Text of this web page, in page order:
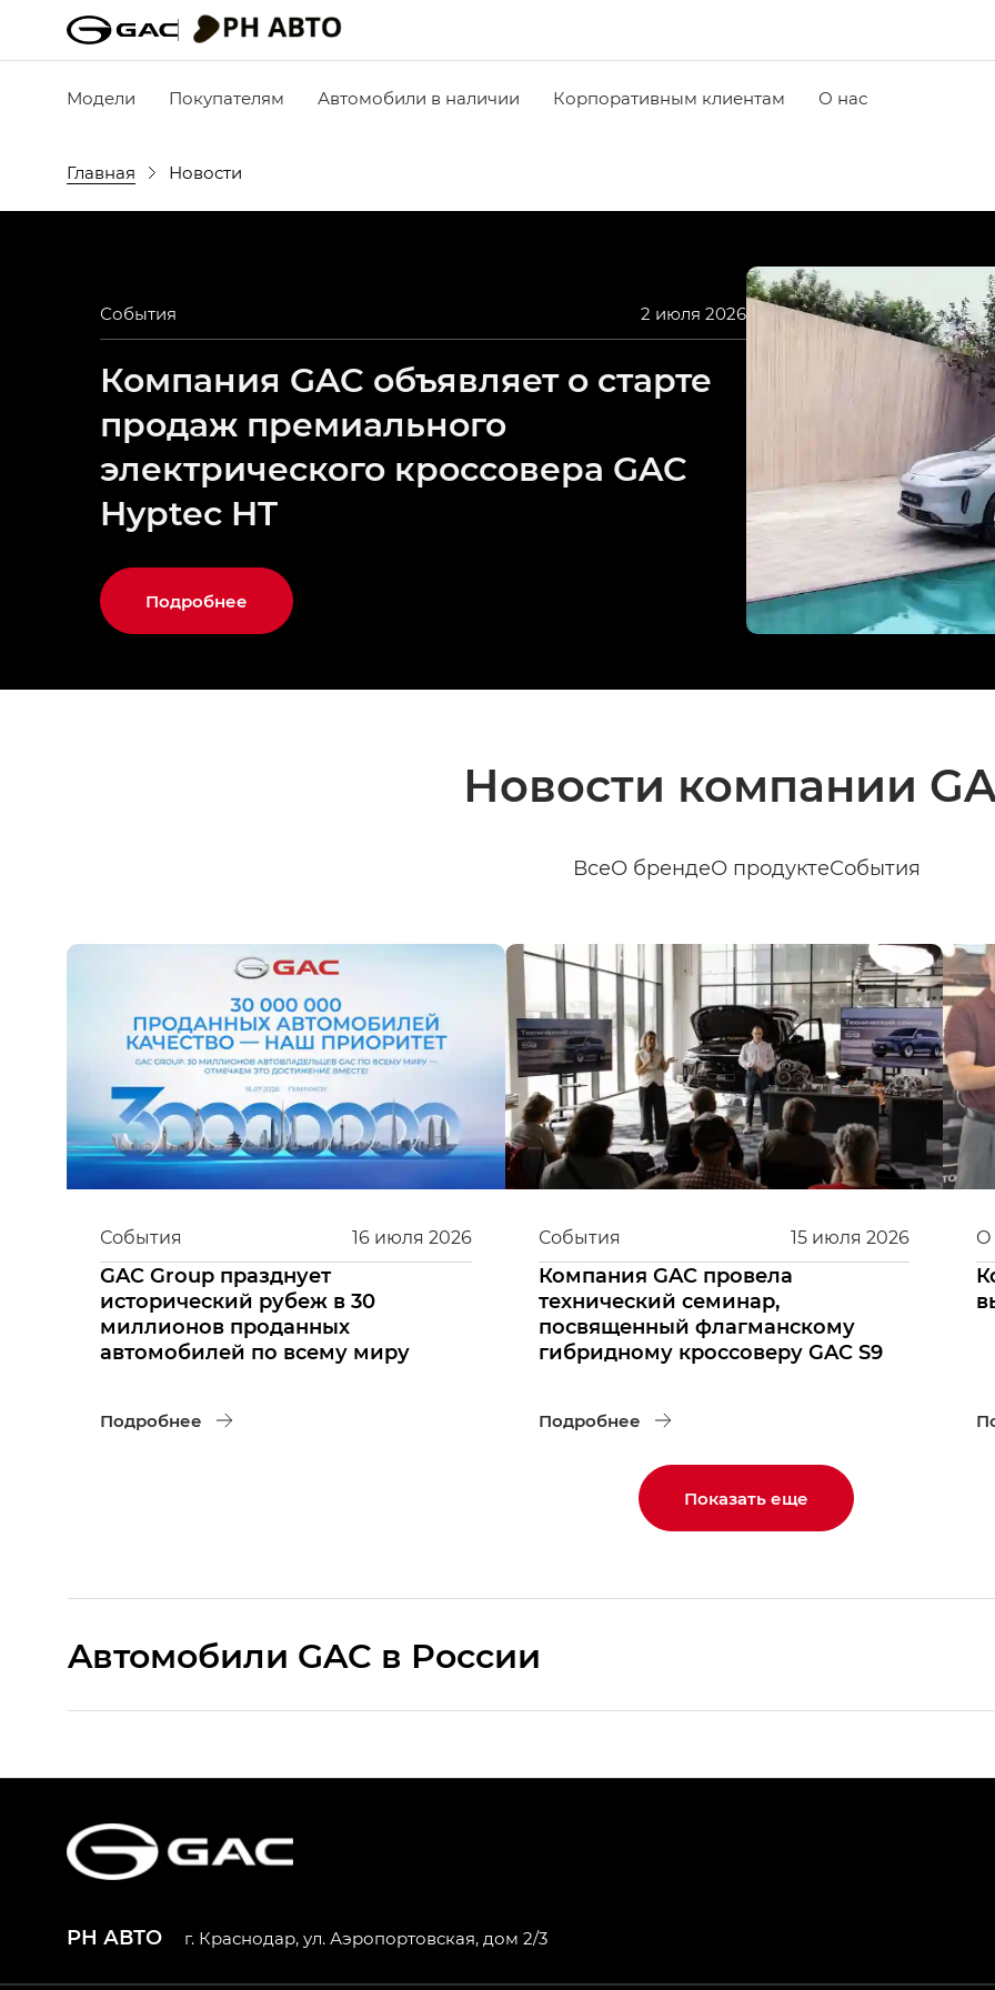
Модели Покупателям Автомобили в наличии Корпоративным клиентам О нас
Главная Новости
События 2 июля 2026
Компания GAC объявляет о старте
продаж премиального
электрического кроссовера GAC
Hyptec HT
Подробнее
Новости компании
ВсеО брендеО продуктеСобытия
16 июля 2026
События
GAC Group празднует
исторический рубеж в 30
миллионов проданных
автомобилей по всему миру
Подробнее
15 июля 2026
События
Компания GAC провела
технический семинар,
посвященный флагманскому
гибридному кроссоверу GAC S9
Подробнее
О
Показать еще
Aвтомобили GAC в России
HYPTEC HT — Хайптек Эйч Ти (HYPTEC HT) в комплектации Экс ПРЕМИУМ — EX PREMIUM
РН АВТО г. Краснодар, ул. Аэропортовская, дом 2/3